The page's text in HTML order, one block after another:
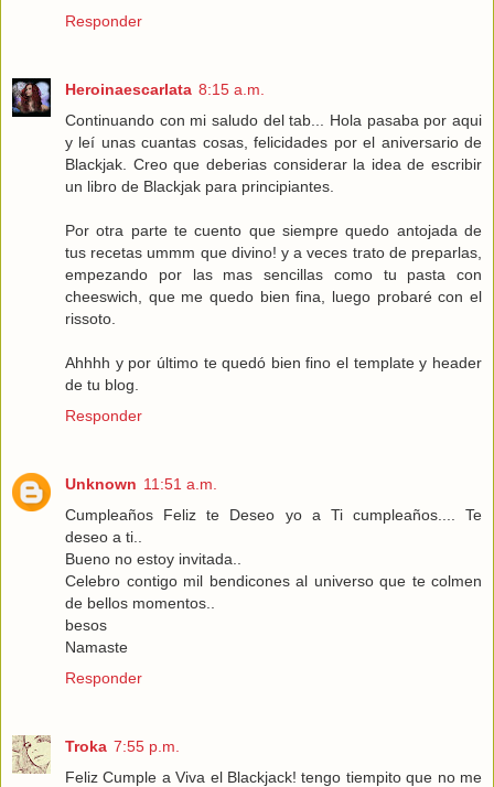
Responder
Heroinaescarlata 8:15 a.m.
Continuando con mi saludo del tab... Hola pasaba por aqui
y leí unas cuantas cosas, felicidades por el aniversario de
Blackjak. Creo que deberias considerar la idea de escribir
un libro de Blackjak para principiantes.
Por otra parte te cuento que siempre quedo antojada de
tus recetas ummm que divino! y a veces trato de preparlas,
empezando por las mas sencillas como tu pasta con
cheeswich, que me quedo bien fina, luego probaré con el
rissoto.
Ahhhh y por último te quedó bien fino el template y header
de tu blog.
Responder
Unknown 11:51 a.m.
Cumpleaños Feliz te Deseo yo a Ti cumpleaños.... Te
deseo a ti..
Bueno no estoy invitada..
Celebro contigo mil bendicones al universo que te colmen
de bellos momentos..
besos
Namaste
Responder
Troka 7:55 p.m.
Feliz Cumple a Viva el Blackjack! tengo tiempito que no me